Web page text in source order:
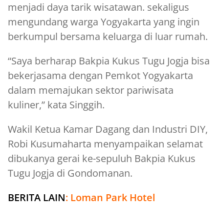
menjadi daya tarik wisatawan. sekaligus
mengundang warga Yogyakarta yang ingin
berkumpul bersama keluarga di luar rumah.
“Saya berharap Bakpia Kukus Tugu Jogja bisa
bekerjasama dengan Pemkot Yogyakarta
dalam memajukan sektor pariwisata
kuliner,” kata Singgih.
Wakil Ketua Kamar Dagang dan Industri DIY,
Robi Kusumaharta menyampaikan selamat
dibukanya gerai ke-sepuluh Bakpia Kukus
Tugu Jogja di Gondomanan.
BERITA LAIN: Loman Park Hotel